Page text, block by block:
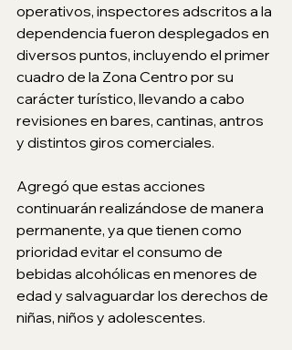
operativos, inspectores adscritos a la
dependencia fueron desplegados en
diversos puntos, incluyendo el primer
cuadro de la Zona Centro por su
carácter turístico, llevando a cabo
revisiones en bares, cantinas, antros
y distintos giros comerciales.
Agregó que estas acciones
continuarán realizándose de manera
permanente, ya que tienen como
prioridad evitar el consumo de
bebidas alcohólicas en menores de
edad y salvaguardar los derechos de
niñas, niños y adolescentes.